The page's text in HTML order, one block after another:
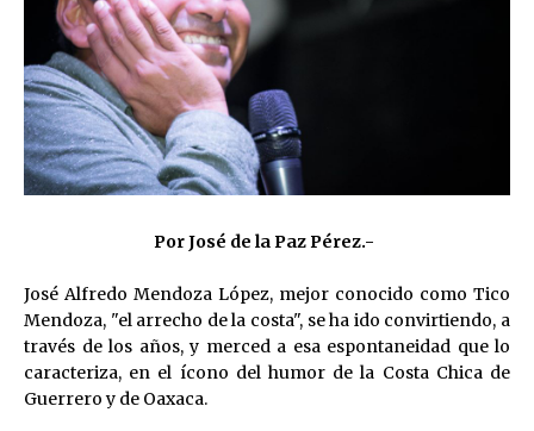
Por José de la Paz Pérez.-
José Alfredo Mendoza López, mejor conocido como Tico
Mendoza, "el arrecho de la costa", se ha ido convirtiendo, a
través de los años, y merced a esa espontaneidad que lo
caracteriza, en el ícono del humor de la Costa Chica de
Guerrero y de Oaxaca.